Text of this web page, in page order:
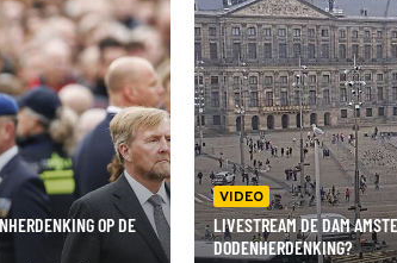
OP DE
VIDEO
LIVESTREAM DE DAM
DODENHERDENKING?